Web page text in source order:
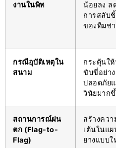
งานในพิท
น้อยลง ล
การสลับ
ของทีมช่า
กรณีอุบัติเหตุใน
สนาม
กระตุ้นใ
ขับขี่อย่าง
ปลอดภัย
วินัยมาก
สถานการณ์ฝน
ตก (Flag-to-
Flag)
สร้างคว
เต้นในแ
ยางแบบใ